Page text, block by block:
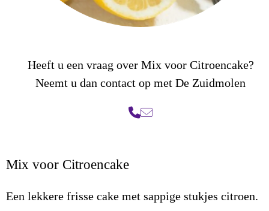
Heeft u een vraag over Mix voor Citroencake?
Neemt u dan contact op met De Zuidmolen
Mix voor Citroencake
Een lekkere frisse cake met sappige stukjes citroen.